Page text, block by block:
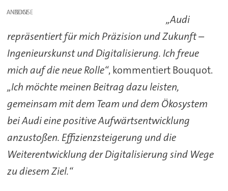
ANZEIGE
„Audi
repräsentiert für mich Präzision und Zukunft –
Ingenieurskunst und Digitalisierung. Ich freue
mich auf die neue Rolle“, kommentiert Bouquot.
„Ich möchte meinen Beitrag dazu leisten,
gemeinsam mit dem Team und dem Ökosystem
bei Audi eine positive Aufwärtsentwicklung
anzustoßen. Effizienzsteigerung und die
Weiterentwicklung der Digitalisierung sind Wege
zu diesem Ziel.“